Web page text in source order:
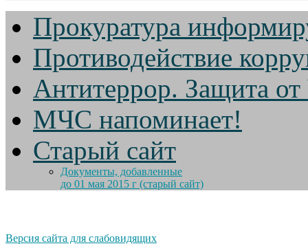
Прокуратура
Противодействие
Антитеррор. Защита
МЧС напоминает!
Старый сайт
Документы, добавленные
до 01 мая 2015 г (старый сайт)
Версия сайта для слабовидящих